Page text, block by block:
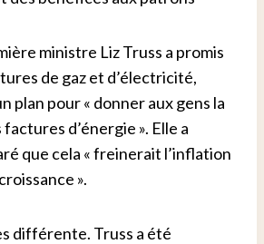
ministre Liz Truss a promis
de gaz et d’électricité,
plan pour « donner aux gens la
d’énergie ». Elle a
que cela « freinerait l’inflation
».
différente. Truss a été